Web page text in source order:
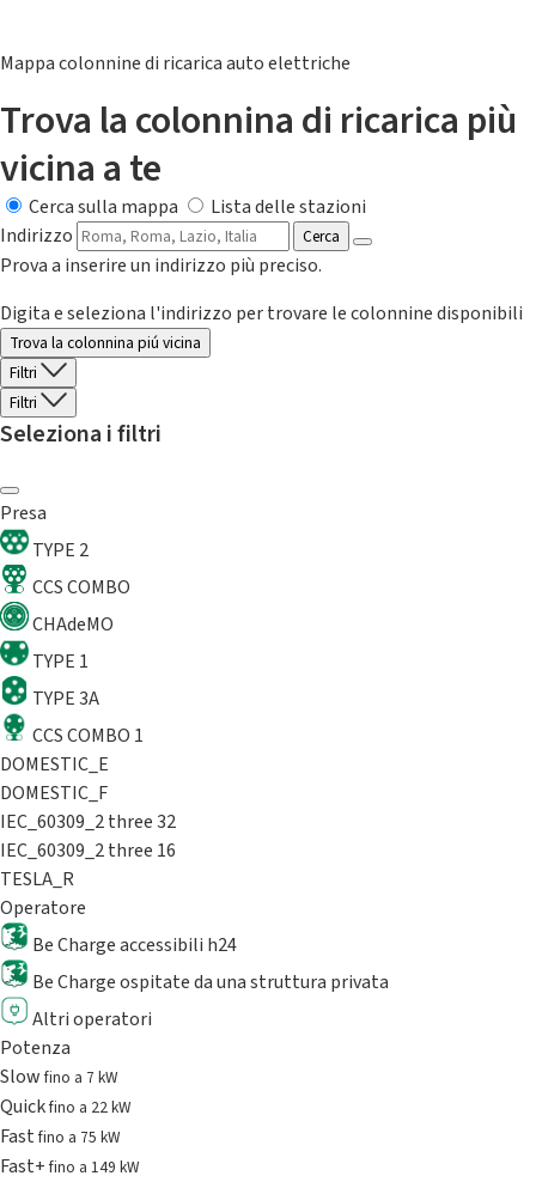
Mappa colonnine di ricarica auto elettriche
Trova la colonnina di ricarica più
vicina a te
Cerca sulla mappa
Lista delle stazioni
Indirizzo
Cerca
Prova a inserire un indirizzo più preciso.
Digita e seleziona l'indirizzo per trovare le colonnine disponibili
Trova la colonnina piú vicina
Filtri
Filtri
Seleziona i filtri
Presa
TYPE 2
CCS COMBO
CHAdeMO
TYPE 1
TYPE 3A
CCS COMBO 1
DOMESTIC_E
DOMESTIC_F
IEC_60309_2 three 32
IEC_60309_2 three 16
TESLA_R
Operatore
Be Charge accessibili h24
Be Charge ospitate da una struttura privata
Altri operatori
Potenza
Slowfino a 7 kW
Quickfino a 22 kW
Fastfino a 75 kW
Fast+fino a 149 kW